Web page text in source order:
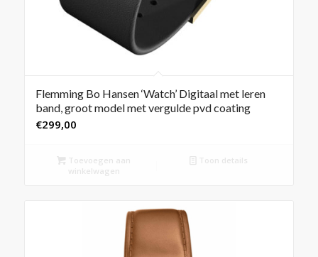
Flemming Bo Hansen ‘Watch’ Digitaal met leren
band, groot model met vergulde pvd coating
€299,00
Toevoegen aan
winkelwagen
Toon details